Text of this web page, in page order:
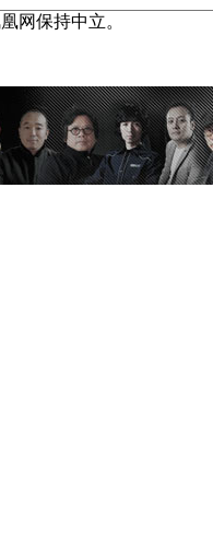
网保持中立。